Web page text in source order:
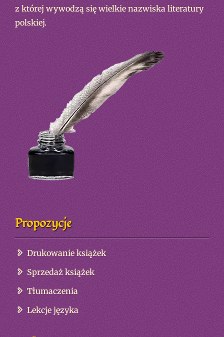
z której wywodzą się wielkie nazwiska literatury
polskiej.
Propozycje
Drukowanie książek
Sprzedaż książek
Tłumaczenia
Lekcje języka